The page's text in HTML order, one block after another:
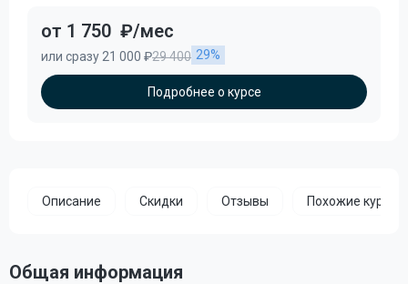
от 1 750 ₽/мес
или сразу 21 000 ₽29 400 29%
Подробнее о курсе
Описание Скидки Отзывы Похожие курсы
Общая информация